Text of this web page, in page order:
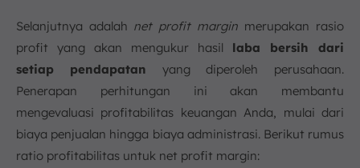
Selanjutnya adalah net profit margin merupakan rasio
profit yang akan mengukur hasil laba bersih dari
setiap pendapatan yang diperoleh perusahaan.
Penerapan perhitungan ini akan membantu
mengevaluasi profitabilitas keuangan Anda, mulai dari
biaya penjualan hingga biaya administrasi. Berikut rumus
ratio profitabilitas untuk net profit margin: